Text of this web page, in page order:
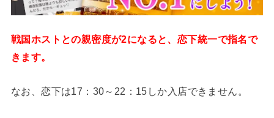
戦国ホストとの親密度が2になると、恋下統一で指名で
きます。
なお、恋下は17：30～22：15しか入店できません。